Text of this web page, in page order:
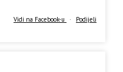
Vidi na Facebook-u · Podijeli